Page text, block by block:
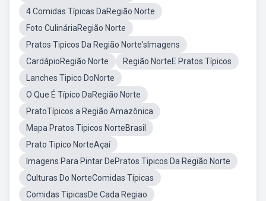
4 Comidas Típicas DaRegião Norte
Foto CulináriaRegião Norte
Pratos Tipicos Da Região Norte'sImagens
CardápioRegião Norte
Região NorteE Pratos Típicos
Lanches Tipico DoNorte
O Que É Típico DaRegião Norte
PratoTípicos a Região Amazônica
Mapa Pratos Tipicos NorteBrasil
Prato Tipico NorteAçaí
Imagens Para Pintar DePratos Tipicos Da Região Norte
Culturas Do NorteComidas Típicas
Comidas TipicasDe Cada Regiao